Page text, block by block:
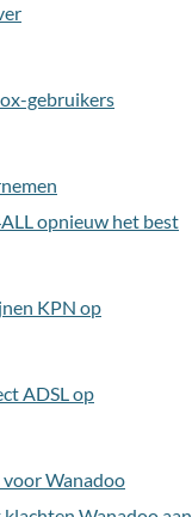
gebruikers
opnieuw het best
KPN op
ADSL op
Wanadoo